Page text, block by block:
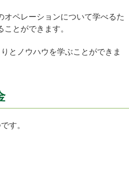
ペレーションについて学べるた
とができます。
とノウハウを学ぶことができま
す。